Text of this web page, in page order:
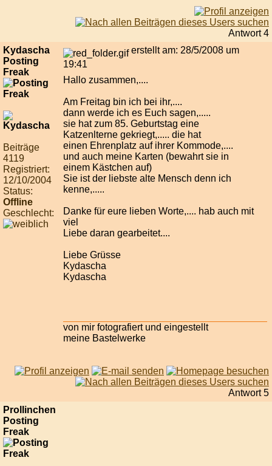
Antwort 4
Kydascha
Posting
Freak
Beiträge
4119
Registriert:
12/10/2004
Status:
Offline
Geschlecht:
erstellt am: 28/5/2008 um
19:41
Hallo zusammen,....
Am Freitag bin ich bei ihr,....
dann werde ich es Euch sagen,.....
sie hat zum 85. Geburtstag eine
Katzenlterne gekriegt,..... die hat
einen Ehrenplatz auf ihrer Kommode,....
und auch meine Karten (bewahrt sie in
einem Kästchen auf)
Sie ist der liebste alte Mensch denn ich
kenne,.....
Danke für eure lieben Worte,.... hab auch mit
viel
Liebe daran gearbeitet....
Liebe Grüsse
Kydascha
Kydascha
von mir fotografiert und eingestellt
meine Bastelwerke
Antwort 5
Prollinchen
Posting
Freak